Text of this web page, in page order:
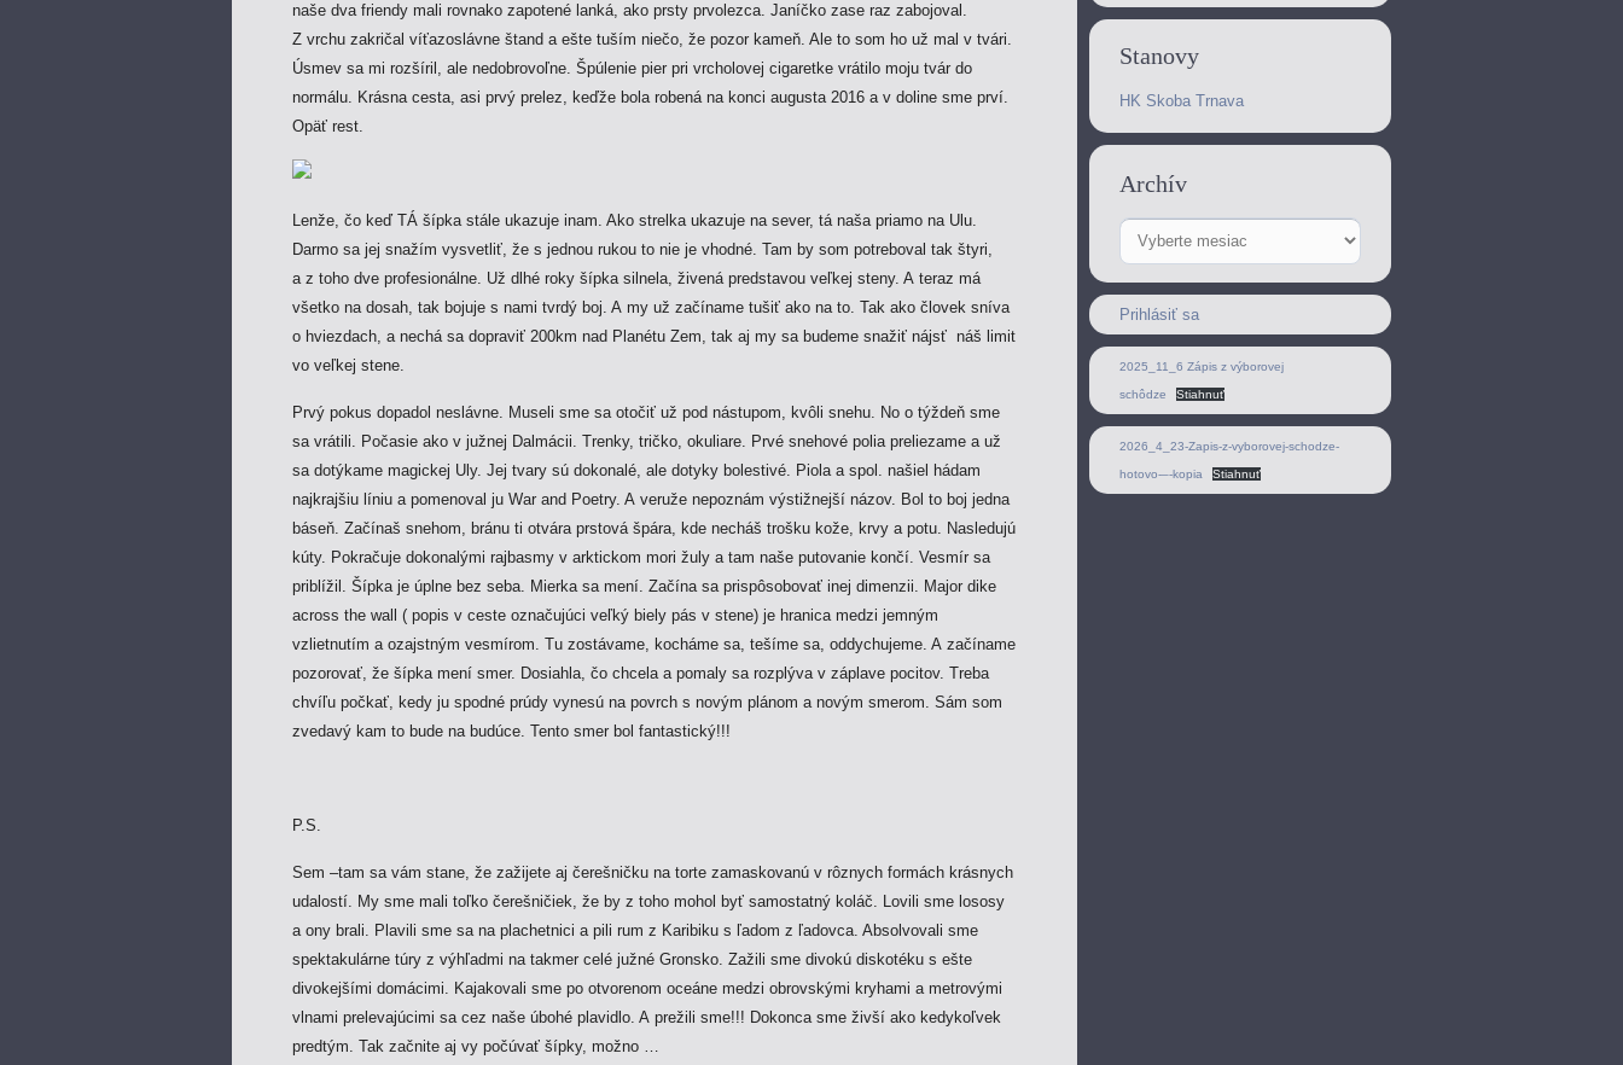
naše dva friendy mali rovnako zapotené lanká, ako prsty prvolezca. Janíčko zase raz zabojoval.
Z vrchu zakričal víťazoslávne štand a ešte tuším niečo, že pozor kameň. Ale to som ho už mal v tvári.
Úsmev sa mi rozšíril, ale nedobrovoľne. Špúlenie pier pri vrcholovej cigaretke vrátilo moju tvár do
normálu. Krásna cesta, asi prvý prelez, keďže bola robená na konci augusta 2016 a v doline sme prví.
Opäť rest.
Lenže, čo keď TÁ šípka stále ukazuje inam. Ako strelka ukazuje na sever, tá naša priamo na Ulu.
Darmo sa jej snažím vysvetliť, že s jednou rukou to nie je vhodné. Tam by som potreboval tak štyri,
a z toho dve profesionálne. Už dlhé roky šípka silnela, živená predstavou veľkej steny. A teraz má
všetko na dosah, tak bojuje s nami tvrdý boj. A my už začíname tušiť ako na to. Tak ako človek sníva
o hviezdach, a nechá sa dopraviť 200km nad Planétu Zem, tak aj my sa budeme snažiť nájsť náš limit
vo veľkej stene.
Prvý pokus dopadol neslávne. Museli sme sa otočiť už pod nástupom, kvôli snehu. No o týždeň sme
sa vrátili. Počasie ako v južnej Dalmácii. Trenky, tričko, okuliare. Prvé snehové polia preliezame a už
sa dotýkame magickej Uly. Jej tvary sú dokonalé, ale dotyky bolestivé. Piola a spol. našiel hádam
najkrajšiu líniu a pomenoval ju War and Poetry. A veruže nepoznám výstižnejší názov. Bol to boj jedna
báseň. Začínaš snehom, bránu ti otvára prstová špára, kde necháš trošku kože, krvy a potu. Nasledujú
kúty. Pokračuje dokonalými rajbasmy v arktickom mori žuly a tam naše putovanie končí. Vesmír sa
priblížil. Šípka je úplne bez seba. Mierka sa mení. Začína sa prispôsobovať inej dimenzii. Major dike
across the wall ( popis v ceste označujúci veľký biely pás v stene) je hranica medzi jemným
vzlietnutím a ozajstným vesmírom. Tu zostávame, kocháme sa, tešíme sa, oddychujeme. A začíname
pozorovať, že šípka mení smer. Dosiahla, čo chcela a pomaly sa rozplýva v záplave pocitov. Treba
chvíľu počkať, kedy ju spodné prúdy vynesú na povrch s novým plánom a novým smerom. Sám som
zvedavý kam to bude na budúce. Tento smer bol fantastický!!!
P.S.
Sem –tam sa vám stane, že zažijete aj čerešničku na torte zamaskovanú v rôznych formách krásnych
udalostí. My sme mali toľko čerešničiek, že by z toho mohol byť samostatný koláč. Lovili sme lososy
a ony brali. Plavili sme sa na plachetnici a pili rum z Karibiku s ľadom z ľadovca. Absolvovali sme
spektakulárne túry z výhľadmi na takmer celé južné Gronsko. Zažili sme divokú diskotéku s ešte
divokejšími domácimi. Kajakovali sme po otvorenom oceáne medzi obrovskými kryhami a metrovými
vlnami prelevajúcimi sa cez naše úbohé plavidlo. A prežili sme!!! Dokonca sme živší ako kedykoľvek
predtým. Tak začnite aj vy počúvať šípky, možno …
Stanovy
HK Skoba Trnava
Archív
Archív
Prihlásiť sa
2025_11_6 Zápis z výborovej
schôdze Stiahnuť
2026_4_23-Zapis-z-vyborovej-schodze-
hotovo-–-kopia Stiahnuť